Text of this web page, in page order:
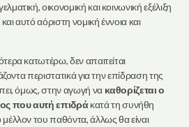
οικονομική και κοινωνική εξέλιξη
και αυτό αόριστη νομική έννοια και
κατωτέρω, δεν απαιτείται
περιστατικά για την επίδραση της
όμως, στην αγωγή να καθορίζεται ο
που αυτή επιδράκατά τη συνήθη
του παθόντα, άλλως θα είναι